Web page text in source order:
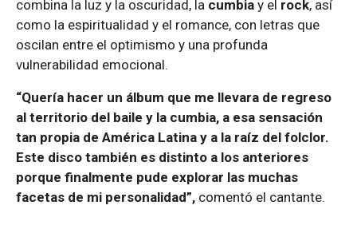
combina la luz y la oscuridad, la cumbia y el rock, así
como la espiritualidad y el romance, con letras que
oscilan entre el optimismo y una profunda
vulnerabilidad emocional.
“Quería hacer un álbum que me llevara de regreso
al territorio del baile y la cumbia, a esa sensación
tan propia de América Latina y a la raíz del folclor.
Este disco también es distinto a los anteriores
porque finalmente pude explorar las muchas
facetas de mi personalidad”, comentó el cantante.